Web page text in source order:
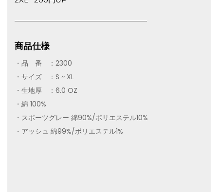
商品仕様
・品 番 ：2300
・サイズ ：S ~ XL
・生地厚 ：6.0 OZ
・綿 100%
・スポーツグレー 綿90%/ポリエステル10%
・アッシュ 綿99%/ポリエステル1%